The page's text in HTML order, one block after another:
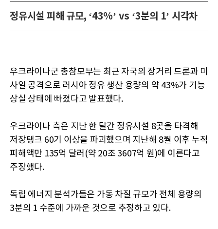
정유시설 피해 규모, ‘43%’ vs ‘3분의 1’ 시각차
우크라이나군 총참모부는 최근 자국의 장거리 드론과 미
사일 공격으로 러시아 정유 생산 용량의 약 43%가 기능
상실 상태에 빠졌다고 발표했다.
우크라이나 측은 지난 한 달간 정유시설 8곳을 타격해
저장탱크 60기 이상을 파괴했으며 지난해 8월 이후 누적
피해액만 135억 달러(약 20조 3607억 원)에 이른다고
주장했다.
독립 에너지 분석가들은 가동 차질 규모가 전체 용량의
3분의 1 수준에 가까운 것으로 추정하고 있다.